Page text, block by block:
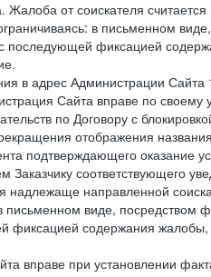
Жалоба от соискателя
в письменном
с последующей фиксацией
в адрес Администрации Сайта
Сайта вправе по своему
по Договору с
отображения
подтверждающего оказание
Заказчику соответствующего
надлежаще направленной
письменном виде, посредством
фиксацией содержания
вправе при установлении